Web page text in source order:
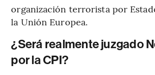
organización terrorista por
la Unión Europea.
¿Será realmente juzgado
por la CPI?